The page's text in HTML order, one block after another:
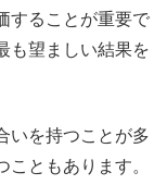
することが重要で
も望ましい結果を
いを持つことが多
ともあります。